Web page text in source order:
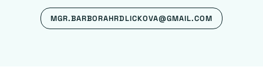
MGR.BARBORAHRDLICKOVA@GMAIL.COM